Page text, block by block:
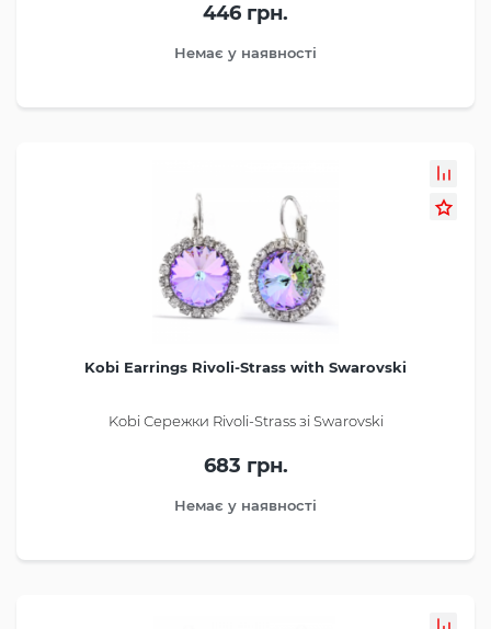
446 грн.
Немає у наявності
Kobi Earrings Rivoli-Strass with Swarovski
Kobi Сережки Rivoli-Strass зі Swarovski
683 грн.
Немає у наявності